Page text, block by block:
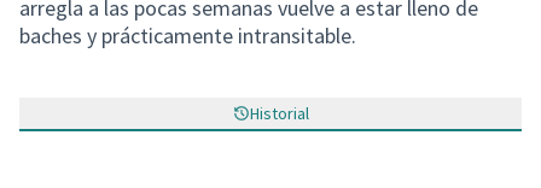
arregla a las pocas semanas vuelve a estar lleno de
baches y prácticamente intransitable.
Historial